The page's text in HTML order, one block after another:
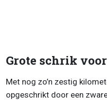
Grote schrik
Met nog zo’n zestig
opgeschrikt door een